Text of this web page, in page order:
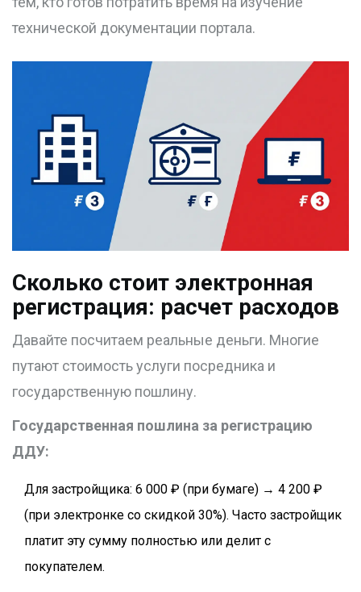
технической документации портала.
Сколько стоит электронная
регистрация: расчет расходов
Давайте посчитаем реальные деньги. Многие
путают стоимость услуги посредника и
государственную пошлину.
Государственная пошлина за регистрацию
ДДУ:
Для застройщика: 6 000 ₽ (при бумаге) → 4 200 ₽
(при электронке со скидкой 30%). Часто застройщик
платит эту сумму полностью или делит с
покупателем.